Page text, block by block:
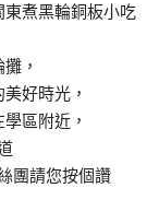
煮黑輪銅板小吃
，
好時光，
區附近，
團請您按個讚